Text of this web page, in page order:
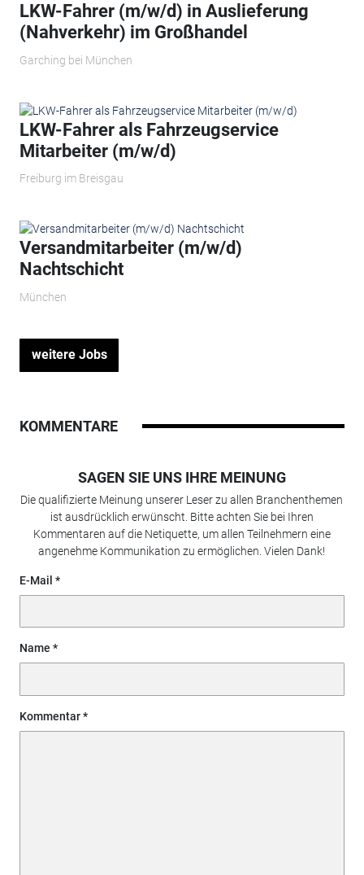
LKW-Fahrer (m/w/d) in Auslieferung
(Nahverkehr) im Großhandel
Garching bei München
LKW-Fahrer als Fahrzeugservice
Mitarbeiter (m/w/d)
Freiburg im Breisgau
Versandmitarbeiter (m/w/d)
Nachtschicht
München
weitere Jobs
KOMMENTARE
SAGEN SIE UNS IHRE MEINUNG
Die qualifizierte Meinung unserer Leser zu allen Branchenthemen
ist ausdrücklich erwünscht. Bitte achten Sie bei Ihren
Kommentaren auf die Netiquette, um allen Teilnehmern eine
angenehme Kommunikation zu ermöglichen. Vielen Dank!
E-Mail
Name
Kommentar